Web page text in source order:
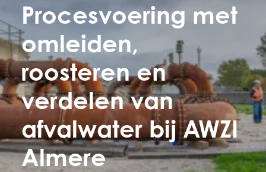
Procesvoering met
omleiden,
roosteren en
verdelen van
afvalwater bij AWZI
Almere